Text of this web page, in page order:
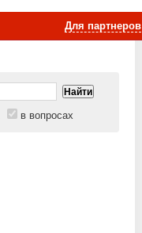
Для партнеров
в вопросах